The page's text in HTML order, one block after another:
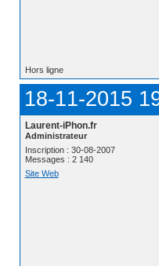
Hors ligne
18-11-2015
Laurent-iPhon.fr
Administrateur
Inscription : 30-08-2007
Messages : 2 140
Site Web